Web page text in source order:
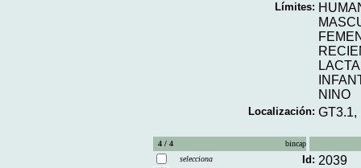
Límites:
NINO
Localización: GT3.1,
4 / 4
bincap
selecciona
Id: 2039